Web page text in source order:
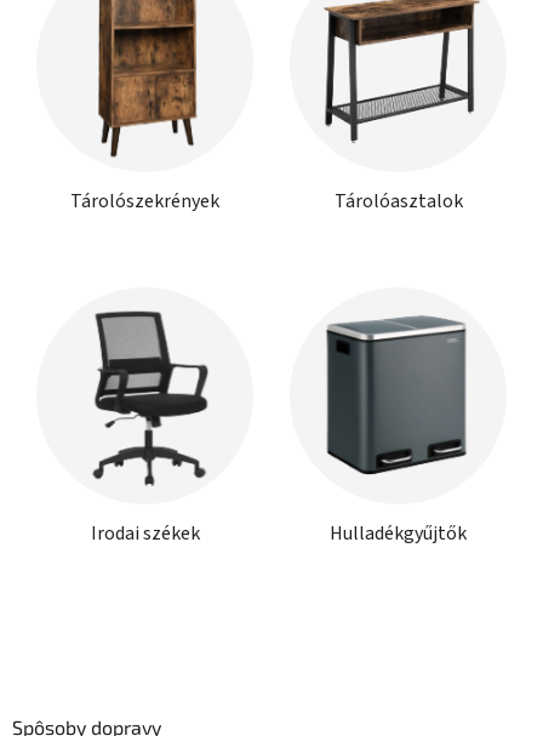
Tárolószekrények Tárolóasztalok
Irodai székek Hulladékgyűjtők
Spôsoby dopravy